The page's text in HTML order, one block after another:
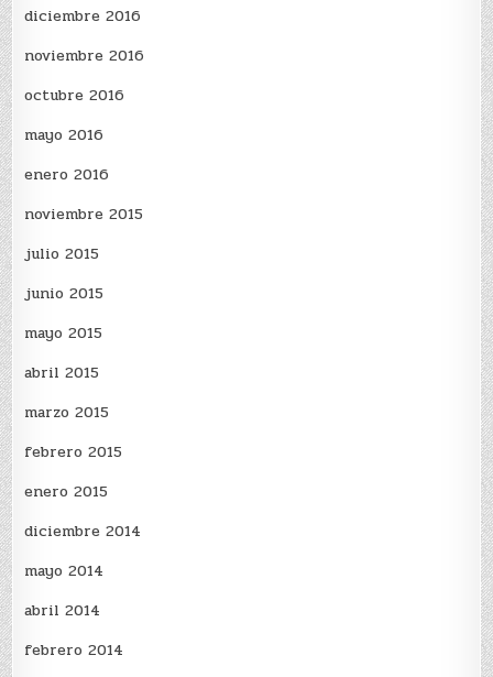
diciembre 2016
noviembre 2016
octubre 2016
mayo 2016
enero 2016
noviembre 2015
julio 2015
junio 2015
mayo 2015
abril 2015
marzo 2015
febrero 2015
enero 2015
diciembre 2014
mayo 2014
abril 2014
febrero 2014